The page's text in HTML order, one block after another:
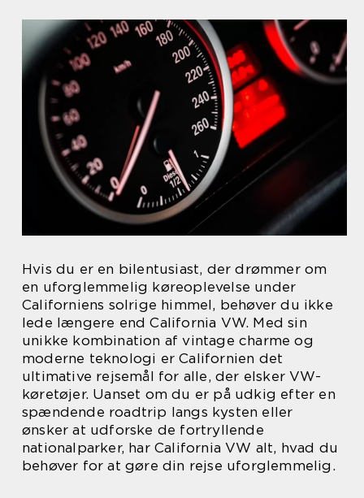
Hvis du er en bilentusiast, der drømmer om
en uforglemmelig køreoplevelse under
Californiens solrige himmel, behøver du ikke
lede længere end California VW. Med sin
unikke kombination af vintage charme og
moderne teknologi er Californien det
ultimative rejsemål for alle, der elsker VW-
køretøjer. Uanset om du er på udkig efter en
spændende roadtrip langs kysten eller
ønsker at udforske de fortryllende
nationalparker, har California VW alt, hvad du
behøver for at gøre din rejse uforglemmelig.